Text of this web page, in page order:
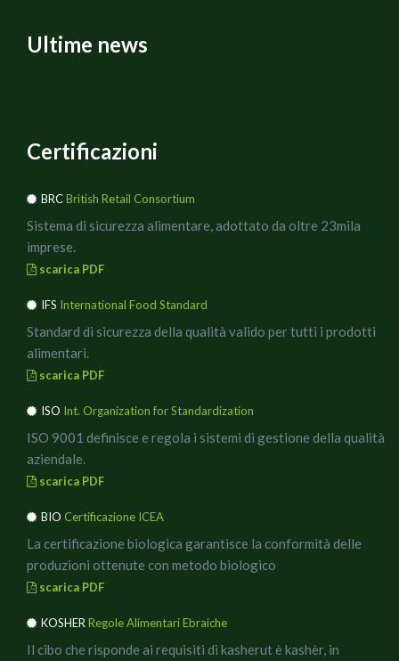
Vino Rosato Alternativa
PREPARAZIONE
carote, metterlo a rosolare in olio d`oliva extravergine,
il sugo
del pomodoro, unirle e fare insaporire il tutto.
In una padella antiaderente, rosolare il prosciutto cotto a
fiamma bassa, dopo averlo taglgiato a piccoli cubetti,
unirlo al sugo di pomodoro ed olive.
Cuocere gli spaghetti al dente, scolare, mettere una parte
del sugo in un padellone a bordi alti, spadellare per bene,
ultimare con delle briciole di ricotta affumicata e servire.
forchetta, in ogni piatto prima mettete del sugo, poi due
o tre nidi di spaghetto, qualche rametto di rosmarino e
delle briciole di Ricotta affumicata.
In abbinamento un buon vino dealcolizzato, ideale anche
Buon Appetito!!
Ultime news
Certificazioni
BRCBritish Retail Consortium
Sistema di sicurezza alimentare, adottato da oltre 23mila
imprese.
scarica PDF
IFS International Food Standard
Standard di sicurezza della qualità valido per tutti i prodotti
alimentari.
scarica PDF
ISO Int. Organization for Standardization
ISO 9001 definisce e regola i sistemi di gestione della qualità
aziendale.
scarica PDF
BIO Certificazione ICEA
La certificazione biologica garantisce la conformità delle
produzioni ottenute con metodo biologico
scarica PDF
KOSHER Regole Alimentari Ebraiche
Il cibo che risponde ai requisiti di kasherut è kashèr, in